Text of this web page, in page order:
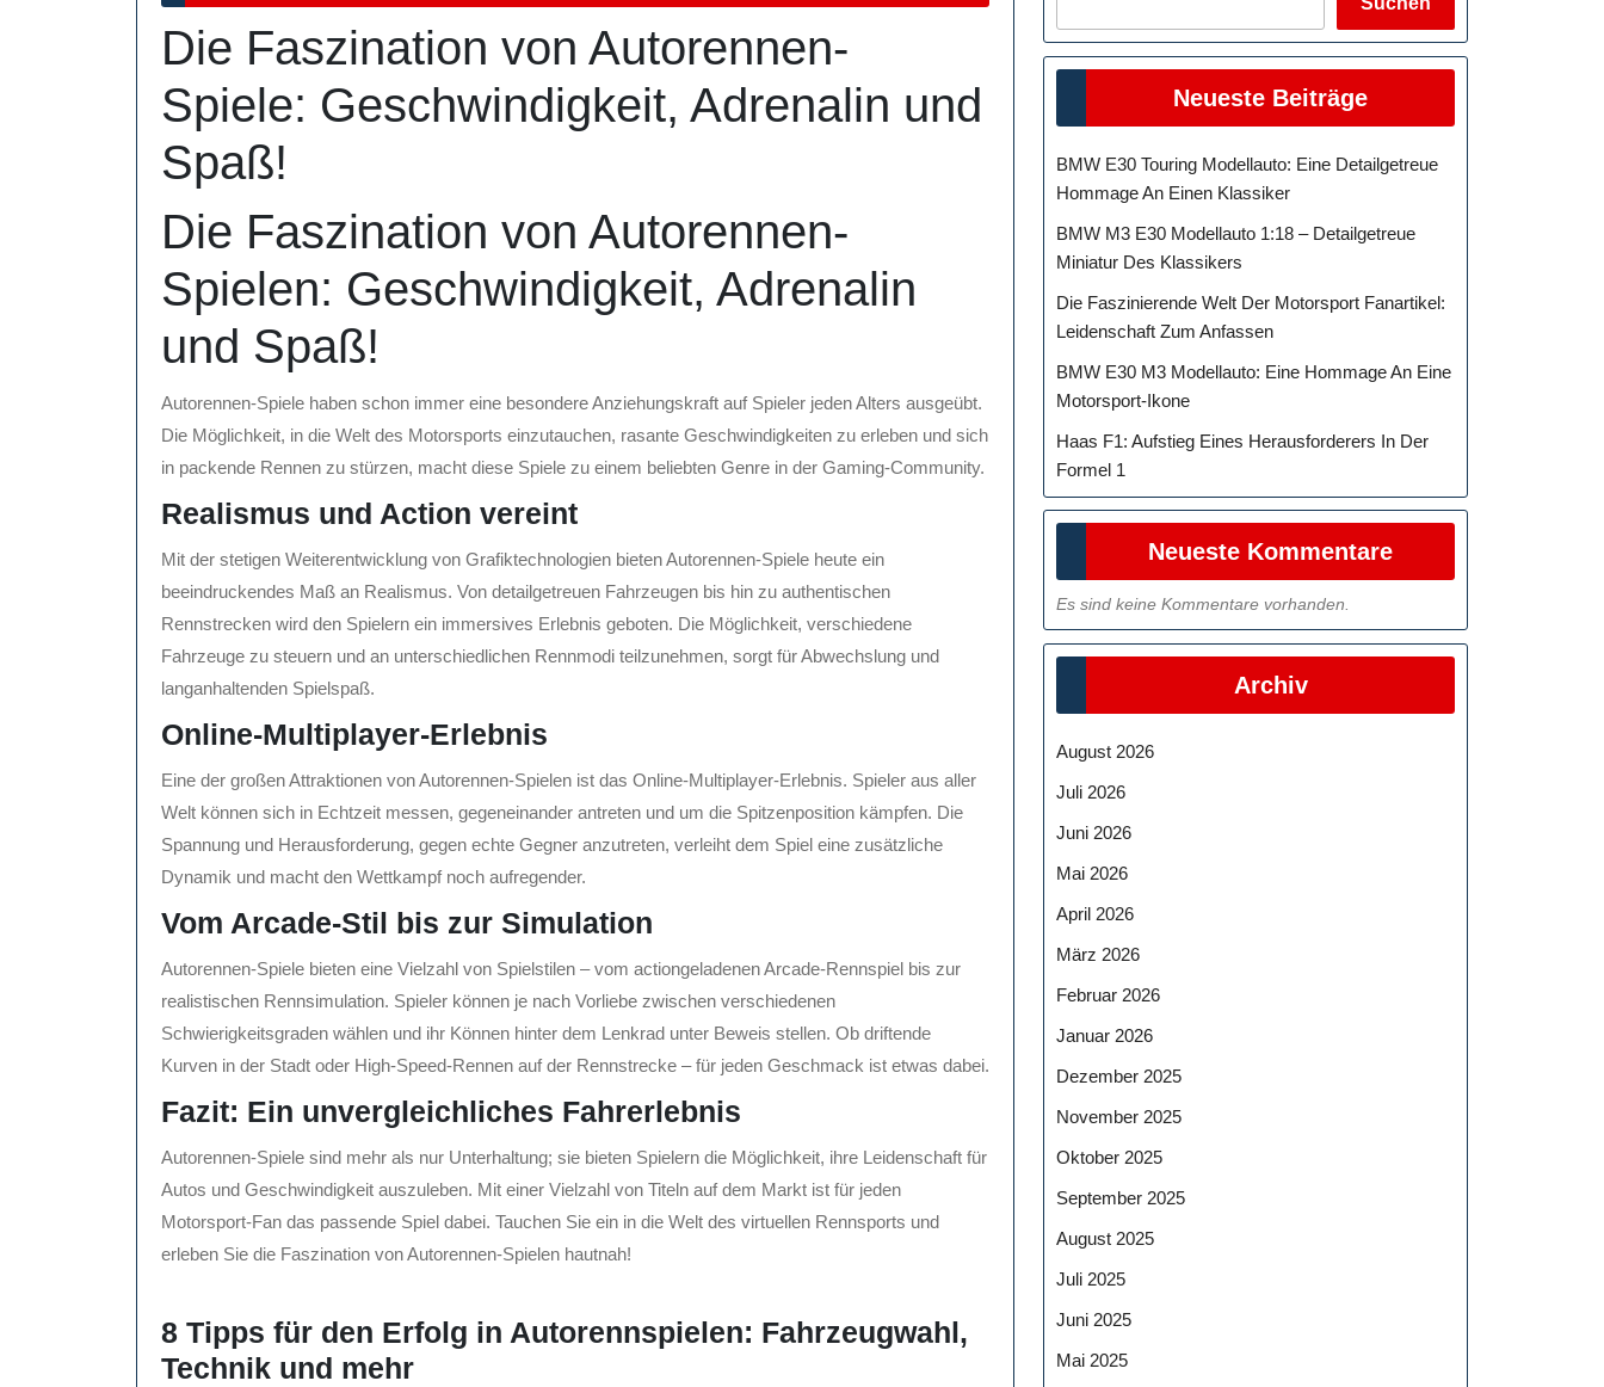
August
2025
Die Faszination von Autorennen-
Spiele: Geschwindigkeit, Adrenalin und
Spaß!
Die Faszination von Autorennen-
Spielen: Geschwindigkeit, Adrenalin
und Spaß!
Autorennen-Spiele haben schon immer eine besondere Anziehungskraft auf Spieler jeden Alters ausgeübt.
Die Möglichkeit, in die Welt des Motorsports einzutauchen, rasante Geschwindigkeiten zu erleben und sich
in packende Rennen zu stürzen, macht diese Spiele zu einem beliebten Genre in der Gaming-Community.
Realismus und Action vereint
Mit der stetigen Weiterentwicklung von Grafiktechnologien bieten Autorennen-Spiele heute ein
beeindruckendes Maß an Realismus. Von detailgetreuen Fahrzeugen bis hin zu authentischen
Rennstrecken wird den Spielern ein immersives Erlebnis geboten. Die Möglichkeit, verschiedene
Fahrzeuge zu steuern und an unterschiedlichen Rennmodi teilzunehmen, sorgt für Abwechslung und
langanhaltenden Spielspaß.
Online-Multiplayer-Erlebnis
Eine der großen Attraktionen von Autorennen-Spielen ist das Online-Multiplayer-Erlebnis. Spieler aus aller
Welt können sich in Echtzeit messen, gegeneinander antreten und um die Spitzenposition kämpfen. Die
Spannung und Herausforderung, gegen echte Gegner anzutreten, verleiht dem Spiel eine zusätzliche
Dynamik und macht den Wettkampf noch aufregender.
Vom Arcade-Stil bis zur Simulation
Autorennen-Spiele bieten eine Vielzahl von Spielstilen – vom actiongeladenen Arcade-Rennspiel bis zur
realistischen Rennsimulation. Spieler können je nach Vorliebe zwischen verschiedenen
Schwierigkeitsgraden wählen und ihr Können hinter dem Lenkrad unter Beweis stellen. Ob driftende
Kurven in der Stadt oder High-Speed-Rennen auf der Rennstrecke – für jeden Geschmack ist etwas dabei.
Fazit: Ein unvergleichliches Fahrerlebnis
Autorennen-Spiele sind mehr als nur Unterhaltung; sie bieten Spielern die Möglichkeit, ihre Leidenschaft für
Autos und Geschwindigkeit auszuleben. Mit einer Vielzahl von Titeln auf dem Markt ist für jeden
Motorsport-Fan das passende Spiel dabei. Tauchen Sie ein in die Welt des virtuellen Rennsports und
erleben Sie die Faszination von Autorennen-Spielen hautnah!
8 Tipps für den Erfolg in Autorennspielen: Fahrzeugwahl,
Technik und mehr
Neueste Beiträge
BMW E30 Touring Modellauto: Eine Detailgetreue
Hommage An Einen Klassiker
BMW M3 E30 Modellauto 1:18 – Detailgetreue
Miniatur Des Klassikers
Die Faszinierende Welt Der Motorsport Fanartikel:
Leidenschaft Zum Anfassen
BMW E30 M3 Modellauto: Eine Hommage An Eine
Motorsport-Ikone
Haas F1: Aufstieg Eines Herausforderers In Der
Formel 1
Neueste Kommentare
Es sind keine Kommentare vorhanden.
Archiv
August 2026
Juli 2026
Juni 2026
Mai 2026
April 2026
März 2026
Februar 2026
Januar 2026
Dezember 2025
November 2025
Oktober 2025
September 2025
August 2025
Juli 2025
Juni 2025
Mai 2025